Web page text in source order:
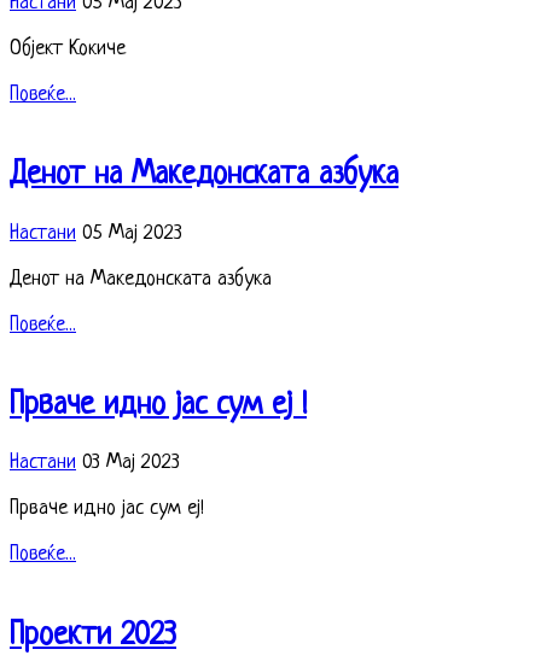
Објект Кокиче
Повеќе...
Денот на Македонската азбука
Настани 05 Мај 2023
Денот на Македонската азбука
Повеќе...
Прваче идно јас сум еј !
Настани 03 Мај 2023
Прваче идно јас сум еј!
Повеќе...
Проекти 2023